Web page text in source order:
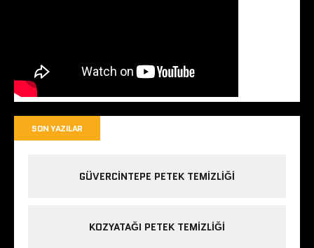
SON YAZILAR
GÜVERCINTEPE PETEK TEMIZLIĞI
KOZYATAĞI PETEK TEMIZLIĞI